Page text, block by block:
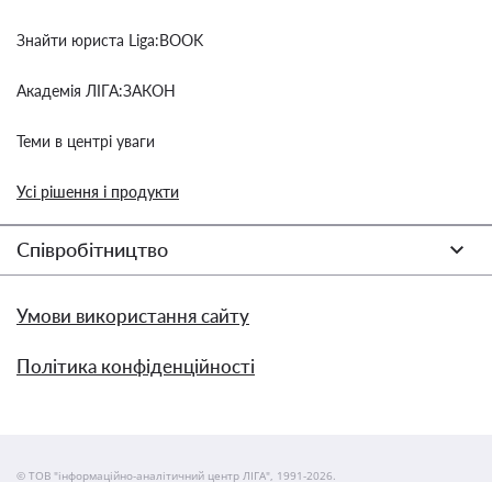
Знайти юриста Liga:BOOK
Академія ЛІГА:ЗАКОН
Теми в центрі уваги
Усі рішення і продукти
Співробітництво
Умови використання сайту
Політика конфіденційності
© ТОВ "інформаційно-аналітичний центр ЛІГА", 1991-2026.